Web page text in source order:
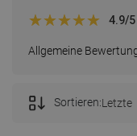
Allgemeine
4.9/5
Sortieren:Letzte